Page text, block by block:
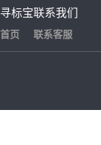
寻标宝
首页
联系我们
联系客服